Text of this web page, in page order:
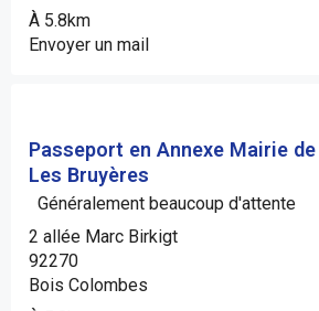
À 5.8km
Envoyer un mail
Passeport en Annexe Mairie
Les Bruyères
Généralement beaucoup d'attente
2 allée Marc Birkigt
92270
Bois Colombes